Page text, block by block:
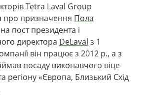
Tetra Laval Group
про призначення Пола
на пост президента і
директора DeLaval з 1
він працює з 2012 р., а з
посаду виконавчого віце-
регіону «Європа, Близький Схід